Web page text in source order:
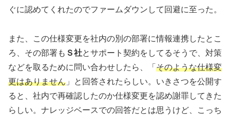
ぐに認めてくれたのでファームダウンして回避に至った。
また、この仕様変更を社内の別の部署に情報連携したとこ
ろ、その部署も Ｓ社とサポート契約をしてるそうで、対策
などを取るために問い合わせしたら、「 そのような仕様変
更はありません 」と回答されたらしい。いきさつを公開す
ると、社内で再確認したのか仕様変更を認め謝罪してきた
らしい。ナレッジベースでの回答だとは思うけど、こっち